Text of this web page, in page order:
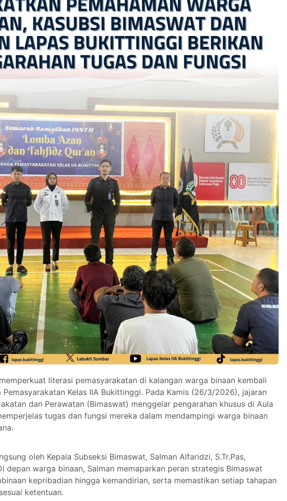
literasi pemasyarakatan di kalangan warga binaan kembali
Kelas IIA Bukittinggi. Pada Kamis (26/3/2026), jajaran
dan Perawatan (Bimaswat) menggelar pengarahan khusus di Aula
tugas dan fungsi mereka dalam mendampingi warga binaan
oleh Kepala Subseksi Bimaswat, Salman Alfaridzi, S.Tr.Pas,
depan warga binaan, Salman memaparkan peran strategis Bimaswat
kepribadian hingga kemandirian, serta memastikan setiap tahapan
ketentuan.